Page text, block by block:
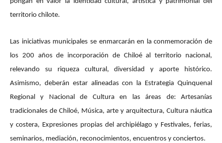
territorio chilote.
Las iniciativas municipales se enmarcarán en la conmemoración de
los 200 años de incorporación de Chiloé al territorio nacional,
relevando su riqueza cultural, diversidad y aporte histórico.
Asimismo, deberán estar alineadas con la Estrategia Quinquenal
Regional y Nacional de Cultura en las áreas de: Artesanías
tradicionales de Chiloé, Música, arte y arquitectura, Cultura náutica
y costera, Expresiones propias del archipiélago y Festivales, ferias,
seminarios, mediación, reconocimientos, encuentros y conciertos.